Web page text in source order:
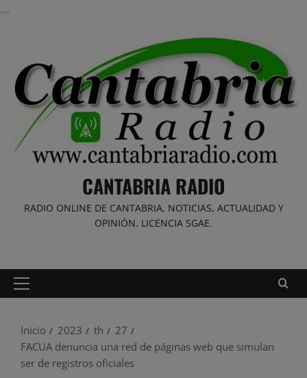
CANTABRIA RADIO
RADIO ONLINE DE CANTABRIA, NOTICIAS, ACTUALIDAD Y
OPINIÓN. LICENCIA SGAE.
Menú
Inicio
2023 th
27
FACUA denuncia una red de páginas web que simulan
ser de registros oficiales